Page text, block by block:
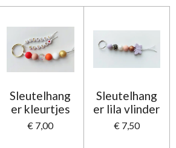
Sleutelhang
er kleurtjes
€ 7,00
Sleutelhang
er lila vlinder
€ 7,50